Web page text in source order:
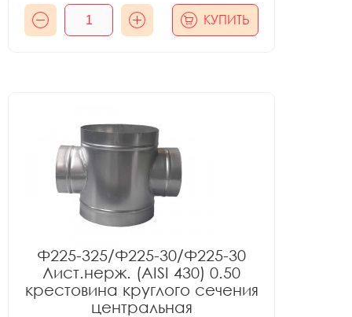
КУПИТЬ
Ф225-325/Ф225-30/Ф225-30
Лист.нерж. (AISI 430) 0.50
крестовина круглого сечения
центральная